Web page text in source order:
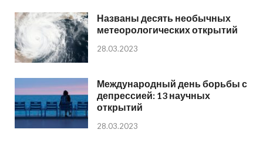
Названы десять необычных
метеорологических открытий
28.03.2023
Международный день борьбы с
депрессией: 13 научных
открытий
28.03.2023